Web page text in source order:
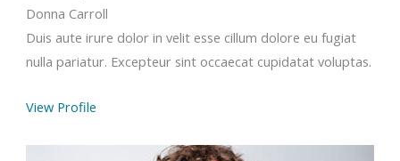
Donna Carroll
Duis aute irure dolor in velit esse cillum dolore eu fugiat
nulla pariatur. Excepteur sint occaecat cupidatat voluptas.
View Profile